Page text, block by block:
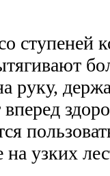
руку,
узких